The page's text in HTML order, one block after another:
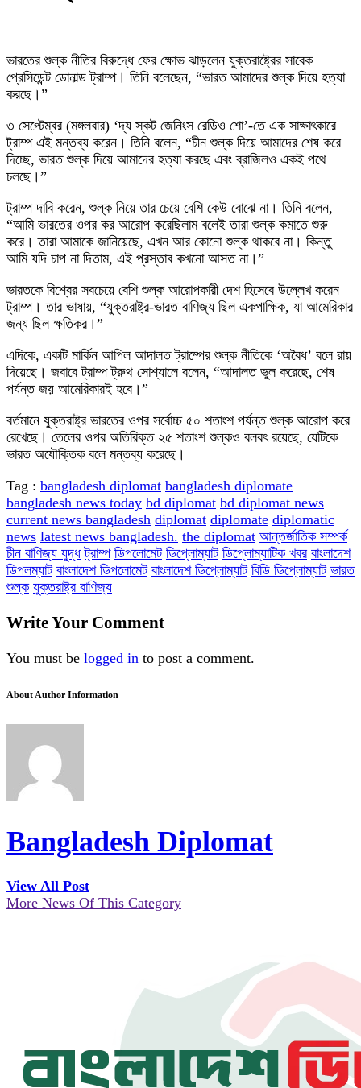
ভারতের শুল্ক নীতির বিরুদ্ধে ফের ক্ষোভ ঝাড়লেন যুক্তরাষ্ট্রের সাবেক
প্রেসিডেন্ট ডোনাল্ড ট্রাম্প। তিনি বলেছেন, “ভারত আমাদের শুল্ক দিয়ে হত্যা
করছে।”
৩ সেপ্টেম্বর (মঙ্গলবার) ‘দ্য স্কট জেনিংস রেডিও শো’-তে এক সাক্ষাৎকারে
ট্রাম্প এই মন্তব্য করেন। তিনি বলেন, “চীন শুল্ক দিয়ে আমাদের শেষ করে
দিচ্ছে, ভারত শুল্ক দিয়ে আমাদের হত্যা করছে এবং ব্রাজিলও একই পথে
চলছে।”
ট্রাম্প দাবি করেন, শুল্ক নিয়ে তার চেয়ে বেশি কেউ বোঝে না। তিনি বলেন,
“আমি ভারতের ওপর কর আরোপ করেছিলাম বলেই তারা শুল্ক কমাতে শুরু
করে। তারা আমাকে জানিয়েছে, এখন আর কোনো শুল্ক থাকবে না। কিন্তু
আমি যদি চাপ না দিতাম, এই প্রস্তাব কখনো আসত না।”
ভারতকে বিশ্বের সবচেয়ে বেশি শুল্ক আরোপকারী দেশ হিসেবে উল্লেখ করেন
ট্রাম্প। তার ভাষায়, “যুক্তরাষ্ট্র-ভারত বাণিজ্য ছিল একপাক্ষিক, যা আমেরিকার
জন্য ছিল ক্ষতিকর।”
এদিকে, একটি মার্কিন আপিল আদালত ট্রাম্পের শুল্ক নীতিকে ‘অবৈধ’ বলে রায়
দিয়েছে। জবাবে ট্রাম্প ট্রুথ সোশ্যালে বলেন, “আদালত ভুল করেছে, শেষ
পর্যন্ত জয় আমেরিকারই হবে।”
বর্তমানে যুক্তরাষ্ট্র ভারতের ওপর সর্বোচ্চ ৫০ শতাংশ পর্যন্ত শুল্ক আরোপ করে
রেখেছে। তেলের ওপর অতিরিক্ত ২৫ শতাংশ শুল্কও বলবৎ রয়েছে, যেটিকে
ভারত অযৌক্তিক বলে মন্তব্য করেছে।
Tag : bangladesh diplomat bangladesh diplomate
bangladesh news today bd diplomat bd diplomat news
current news bangladesh diplomat diplomate diplomatic
news latest news bangladesh. the diplomat আন্তর্জাতিক সম্পর্ক
চীন বাণিজ্য যুদ্ধ ট্রাম্প ডিপলোমেট ডিপ্লোম্যাট ডিপ্লোম্যাটিক খবর বাংলাদেশ
ডিপলম্যাট বাংলাদেশ ডিপলোমেট বাংলাদেশ ডিপ্লোম্যাট বিডি ডিপ্লোম্যাট ভারত
শুল্ক যুক্তরাষ্ট্র বাণিজ্য
Write Your Comment
You must be logged in to post a comment.
About Author Information
Bangladesh Diplomat
View All Post
More News Of This Category